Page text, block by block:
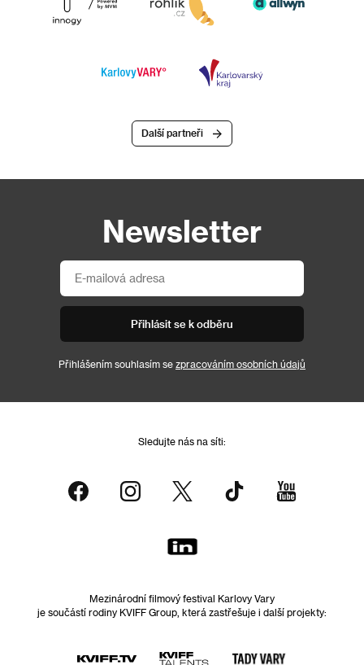
Další partneři
Newsletter
Přihlásit se k odběru
Přihlášením souhlasím se zpracováním osobních údajů
Sledujte nás na síti:
Mezinárodní filmový festival Karlovy Vary
je součástí rodiny KVIFF Group, která zastřešuje i další projekty: